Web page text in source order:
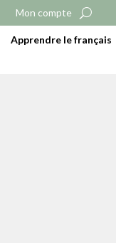
Mon compte
Apprendre le français